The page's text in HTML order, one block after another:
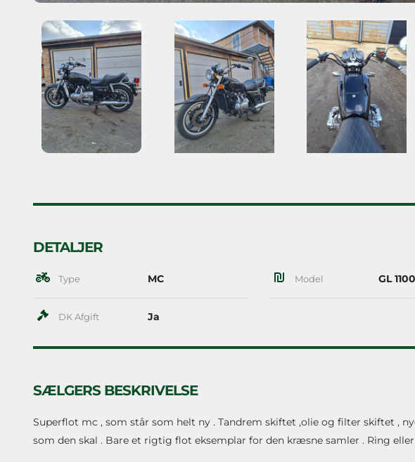
DETALJER
Type MC Model GL 1100
DK Afgift Ja
SÆLGERS BESKRIVELSE
Superflot mc , som står som helt ny . Tandrem skiftet ,olie og filter skiftet ,
som den skal . Bare et rigtig flot eksemplar for den kræsne samler . Ring